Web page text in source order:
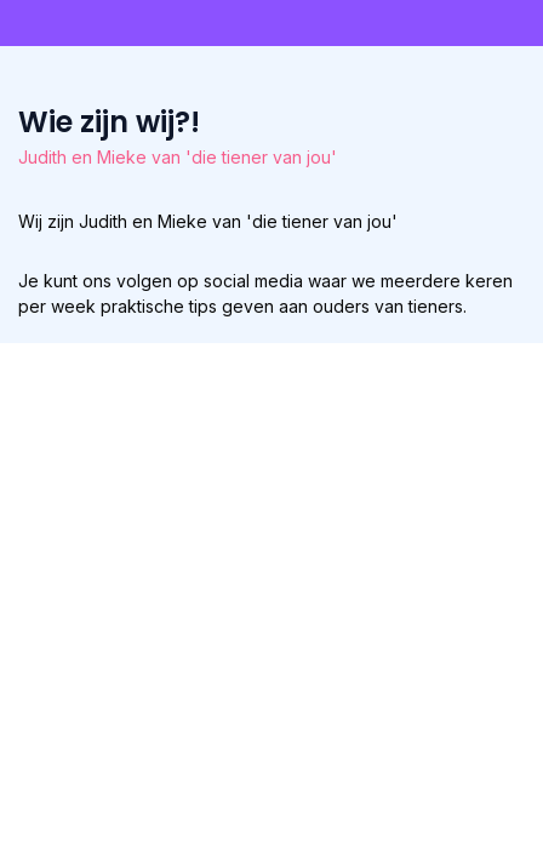
Wie zijn wij?!
Judith en Mieke van 'die tiener van jou'
Wij zijn Judith en Mieke van 'die tiener van jou'
Je kunt ons volgen op social media waar we meerdere keren
per week praktische tips geven aan ouders van tieners.